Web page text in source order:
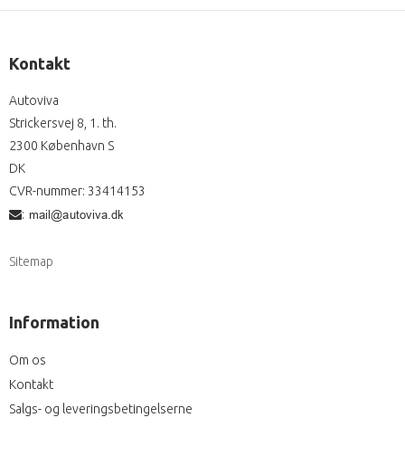
Kontakt
Autoviva
Strickersvej 8, 1. th.
2300 København S
DK
CVR-nummer: 33414153
:
Sitemap
Information
Om os
Kontakt
Salgs- og leveringsbetingelserne